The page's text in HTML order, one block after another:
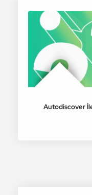
Autodiscover